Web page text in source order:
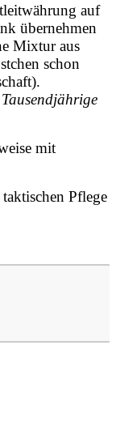
auf
übernehmen
Mixtur aus
schon
Tausendjährige
mit
Pflege